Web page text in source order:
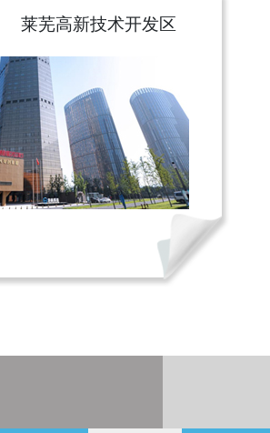
莱芜高新技术开发区